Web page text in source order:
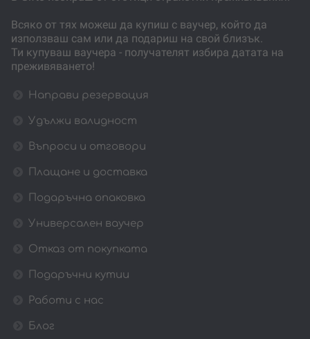
Всяко от тях можеш да купиш с ваучер, който да
използваш сам или да подариш на свой близък.
Ти купуваш ваучера - получателят избира датата на
преживяването!
Направи резервация
Удължи валидност
Въпроси и отговори
Плащане и доставка
Подаръчна опаковка
Универсален ваучер
Отказ от покупката
Подаръчни кутии
Работи с нас
Блог